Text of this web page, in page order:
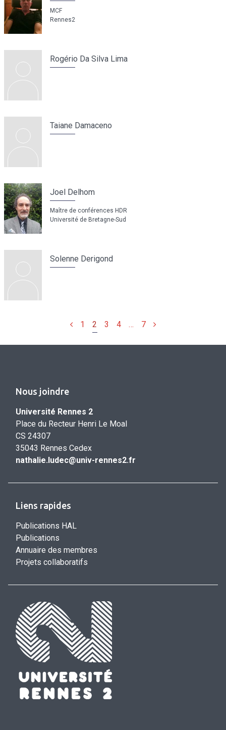
MCF
Rennes2
Rogério Da Silva Lima
Taiane Damaceno
Joel Delhom
Maître de conférences HDR
Université de Bretagne-Sud
Solenne Derigond
Précédent
1 2 3 4 … 7 Suivant
Nous joindre
Université Rennes 2
Place du Recteur Henri Le Moal
CS 24307
35043 Rennes Cedex
nathalie.ludec@univ-rennes2.fr
Liens rapides
Publications HAL
Publications
Annuaire des membres
Projets collaboratifs